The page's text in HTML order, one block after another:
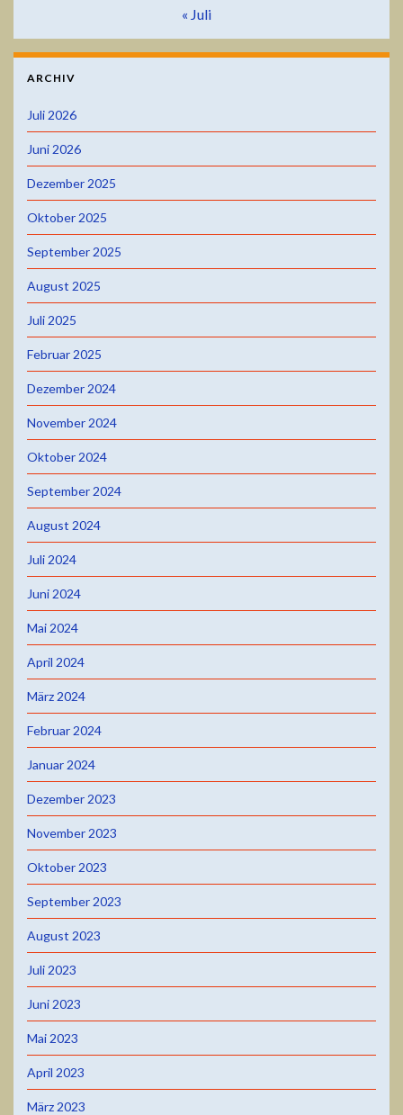
« Juli
ARCHIV
Juli 2026
Juni 2026
Dezember 2025
Oktober 2025
September 2025
August 2025
Juli 2025
Februar 2025
Dezember 2024
November 2024
Oktober 2024
September 2024
August 2024
Juli 2024
Juni 2024
Mai 2024
April 2024
März 2024
Februar 2024
Januar 2024
Dezember 2023
November 2023
Oktober 2023
September 2023
August 2023
Juli 2023
Juni 2023
Mai 2023
April 2023
März 2023